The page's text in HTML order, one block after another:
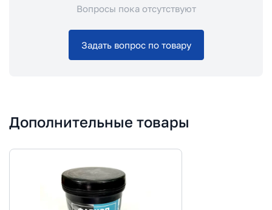
Вопросы пока отсутствуют
Задать вопрос по товару
Дополнительные товары